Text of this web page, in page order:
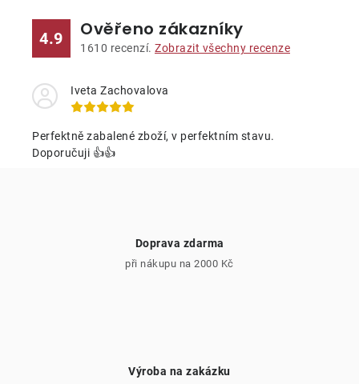
4.9 Ověřeno zákazníky
1610 recenzí. Zobrazit všechny recenze
Iveta Zachovalova
Perfektně zabalené zboží, v perfektním stavu.
Doporučuji 👍👍
Doprava zdarma
při nákupu na 2000 Kč
Výroba na zakázku